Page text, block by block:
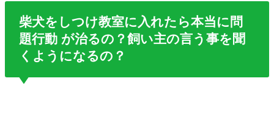
柴犬をしつけ教室に入れたら本当に問
題行動 が治るの？飼い主の言う事を聞
くようになるの？